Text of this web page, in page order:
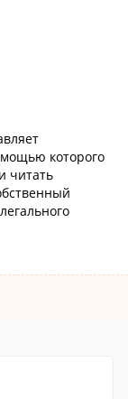
которого
читать